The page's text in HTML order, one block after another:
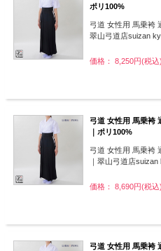
ポリ100%
弓道 女性用 馬乗袴
翠山弓道店suizan
価格： 8,250円(税込)
弓道 女性用 馬乗袴
｜ポリ100%
弓道 女性用 馬乗袴
｜翠山弓道店suizan
価格： 8,690円(税込)
弓道 女性用 馬乗袴